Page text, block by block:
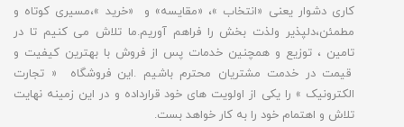
کاری دشوار یعنی «انتخاب »، «مقایسه» و «خرید »،مسیری کوتاه و
مطمئن،دلپذیر ولذت بخش را فراهم آوریم.ما تلاش می کنیم تا در
تامین ، توزیع و همچنین خدمات پس از فروش با بهترین کیفیت و
قیمت در خدمت مشتریان محترم باشیم .این فروشگاه « تجارت
الکترونیک » را یکی از اولویت های خود قرارداده و در این زمینه نهایت
تلاش و اهتمام خود را به کار خواهد بست.